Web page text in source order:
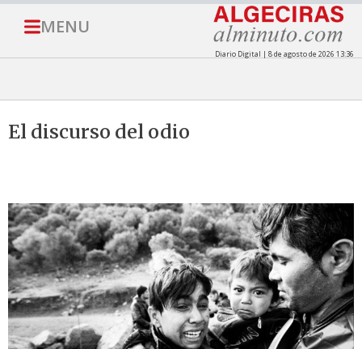
MENU
Diario Digital | 8 de agosto de 2026 13:36
El discurso del odio